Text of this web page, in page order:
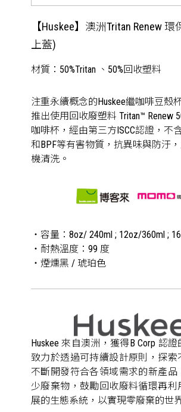
【Huskee】澳洲Tritan Renew
上蓋)
材質：50%Tritan 、50%回收塑料
注重永續概念的Huskee繼咖啡豆殼
推出使用回收廢塑料 Tritan™ Renew
咖啡杯，經由第三方ISCC認證，不
和BPF等有害物質，抗異味與防汙
機清洗。
・容量：8oz/ 240ml ; 12oz/360ml ;
・耐熱溫度：99 度
・煙燻黑 / 琥珀色
Huskee 來自澳洲，獲得B Corp 認證
致力於透過可持續設計原則，探索
不斷開發符合各領域需求的新產品
少廢棄物，鼓勵回收廢料循環再利
展的生態系統，以實現零廢棄的世